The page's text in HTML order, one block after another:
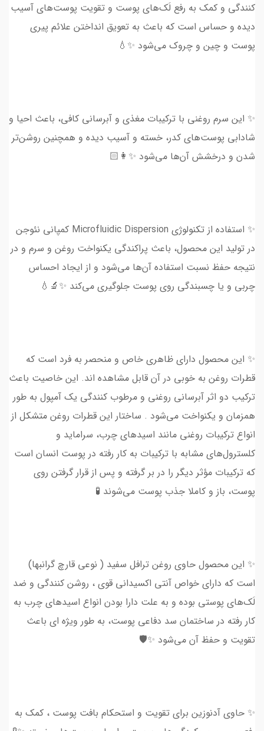
کنندگی و کمک به رفع لَک‌های پوست و تقویت پوست‌های آسیب
دیده و حساس است که باعث به تعویق انداختن علائم پیری
پوست و چین و چروک می‌شود ✨💧
✨ این سرم روغنی با ترکیبات مغذی و آبرسانی کافی، باعث احیا و
شادابی پوست‌های کدر، خسته و آسیب دیده و همچنین روشن‌تر
شدن و درخشش آن‌ها می‌شود ✨👩🏻
✨ استفاده از تکنولوژی‌ Microfluidic Dispersion کمپانی نئوجن
در تولید این محصول، باعث پراکندگی یکنواخت روغن و سرم و در
نتیجه حفظ نسبت استفاده آن‌ها می‌شود و از ایجاد احساس
چربی و یا چسبندگی روی پوست جلوگیری می‌کند ✨🔬💧
✨ این محصول دارای ظاهری خاص و منحصر به فرد است که
قطرات روغن به خوبی در آن قابل مشاهده اند. این خاصیت باعث
ترکیب دو اثر آبرسانی روغنی و مرطوب کنندگی یک آمپول به طور
همزمان و یکنواخت می‌شود . ساختار این قطرات روغن متشکل از
انواع ترکیبات روغنی مانند اسید‌های چرب، سراماید و
کلسترول‌های مشابه با ترکیبات به کار رفته در پوست انسان است
که ترکیبات مؤثر دیگر را در بر گرفته و پس از قرار گرفتن روی
پوست، باز و کاملا جذب پوست می‌شوند 🧪
✨ این محصول حاوی روغن ترافل سفید ( نوعی قارچ گرانبها)
است که دارای خواص آنتی اکسیدانی قوی ، روشن کنندگی و ضد
لَک‌های پوستی بوده و به علت دارا بودن انواع اسید‌های چرب به
کار رفته در ساختمان سد دفاعی پوست، به طور ویژه ای باعث
تقویت و حفظ آن می‌شود ✨🛡
✨ حاوی آدنوزین برای تقویت و استحکام بافت پوست ، کمک به